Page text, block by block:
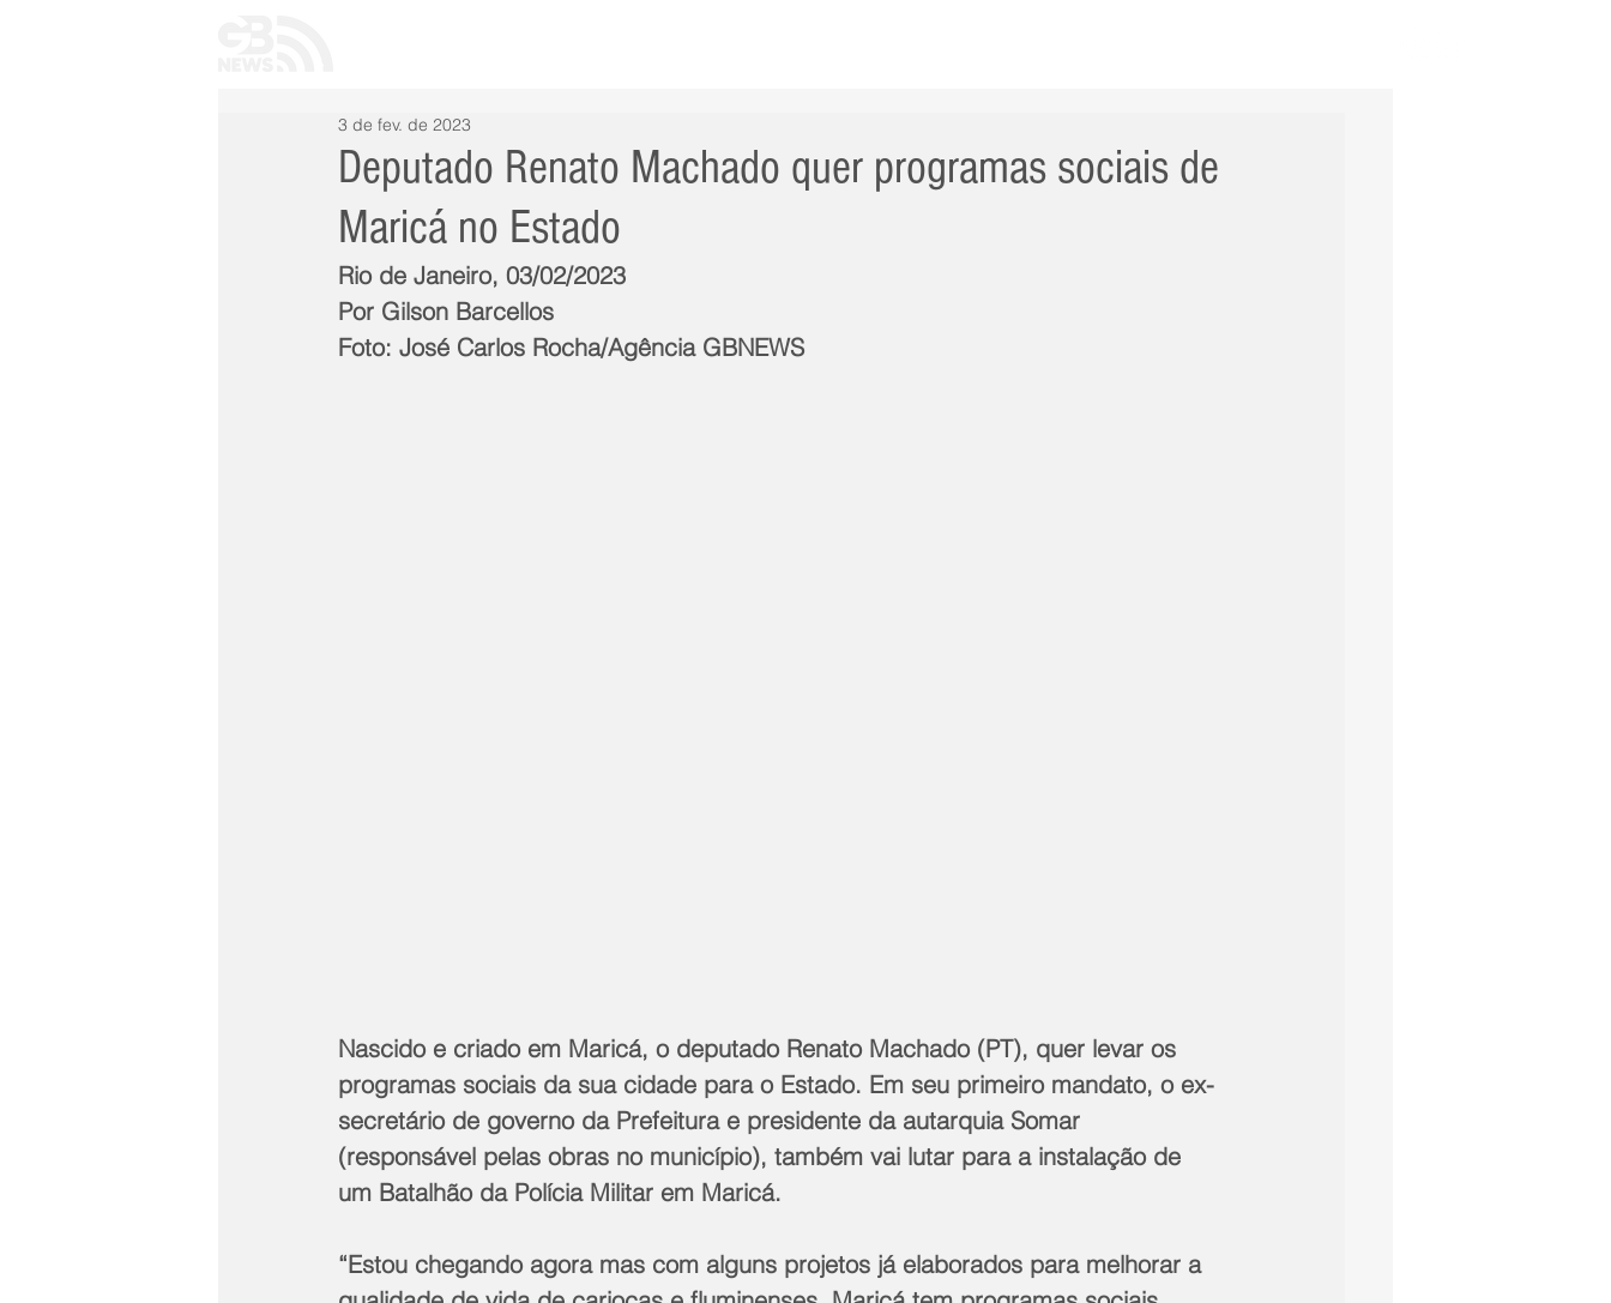
Deputado Renato Machado quer programas sociais de
Maricá no Estado
3 de fev. de 2023
Rio de Janeiro, 03/02/2023
Por Gilson Barcellos
Foto: José Carlos Rocha/Agência GBNEWS
Nascido e criado em Maricá, o deputado Renato Machado (PT), quer levar os
programas sociais da sua cidade para o Estado. Em seu primeiro mandato, o ex-
secretário de governo da Prefeitura e presidente da autarquia Somar
(responsável pelas obras no município), também vai lutar para a instalação de
um Batalhão da Polícia Militar em Maricá.
“Estou chegando agora mas com alguns projetos já elaborados para melhorar a